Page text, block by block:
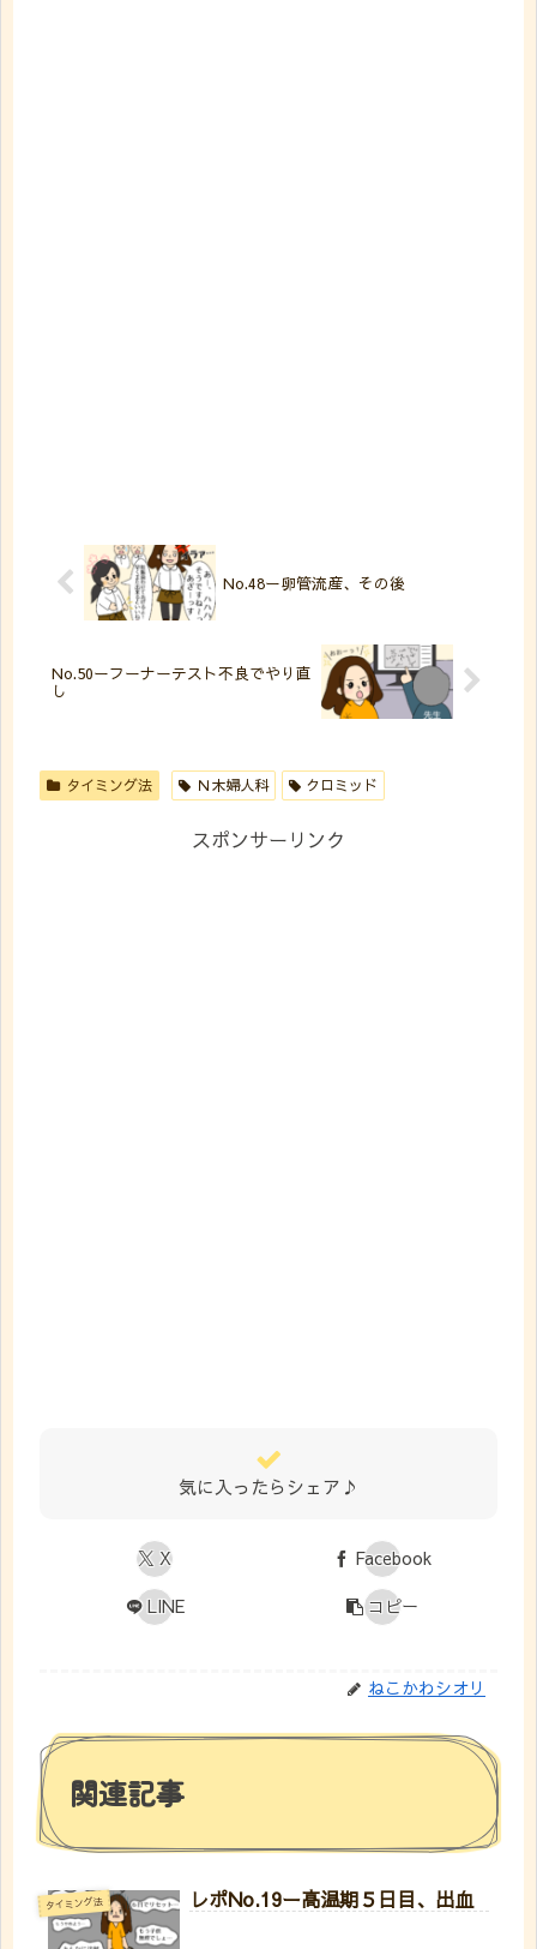
No.48ー卵管流産、その後
No.50ーフーナーテスト不良でやり直
し
タイミング法 Ｎ木婦人科 クロミッド
スポンサーリンク
気に入ったらシェア♪
X
Facebook
LINE
コピー
ねこかわシオリ
関連記事
タイミング法 レポNo.19ー高温期５日目、出血